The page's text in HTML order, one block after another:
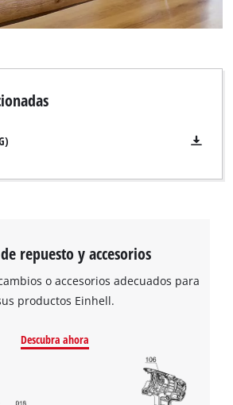
repuesto y accesorios
o accesorios adecuados para
productos Einhell.
Descubra ahora